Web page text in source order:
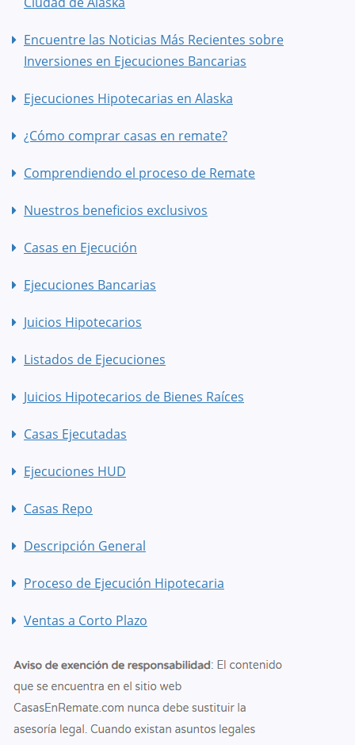
Encuentre las Noticias Más Recientes sobre
Inversiones en Ejecuciones Bancarias
Ejecuciones Hipotecarias en Alaska
¿Cómo comprar casas en remate?
Comprendiendo el proceso de Remate
Nuestros beneficios exclusivos
Casas en Ejecución
Ejecuciones Bancarias
Juicios Hipotecarios
Listados de Ejecuciones
Juicios Hipotecarios de Bienes Raíces
Casas Ejecutadas
Ejecuciones HUD
Casas Repo
Descripción General
Proceso de Ejecución Hipotecaria
Ventas a Corto Plazo